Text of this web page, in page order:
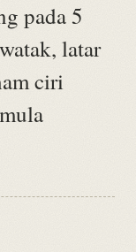
pada 5
latar
ciri